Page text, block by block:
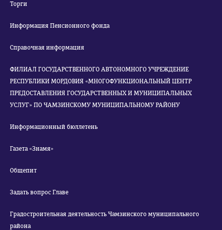
Торги
Информация Пенсионного фонда
Справочная информация
ФИЛИАЛ ГОСУДАРСТВЕННОГО АВТОНОМНОГО УЧРЕЖДЕНИЕ
РЕСПУБЛИКИ МОРДОВИЯ «МНОГОФУНКЦИОНАЛЬНЫЙ ЦЕНТР
ПРЕДОСТАВЛЕНИЯ ГОСУДАРСТВЕННЫХ И МУНИЦИПАЛЬНЫХ
УСЛУГ» ПО ЧАМЗИНСКОМУ МУНИЦИПАЛЬНОМУ РАЙОНУ
Информационный бюллетень
Газета «Знамя»
Общепит
Задать вопрос Главе
Градостроительная деятельность Чамзинского муниципального
района